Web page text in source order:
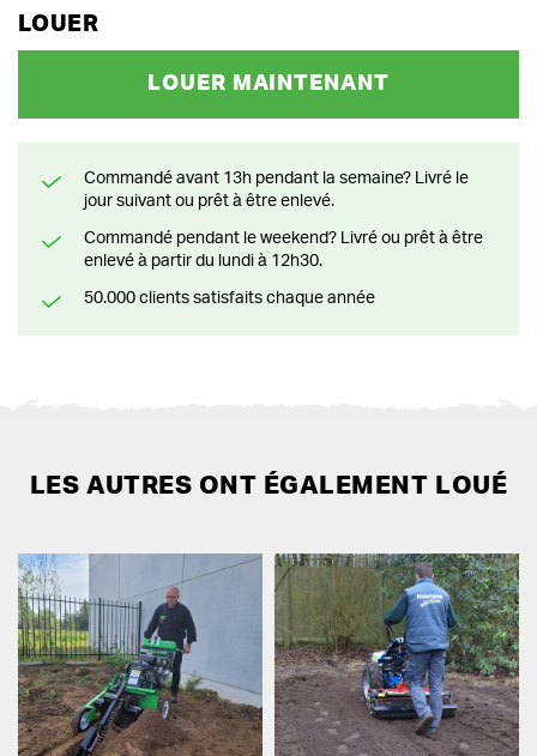
LOUER
LOUER MAINTENANT
Commandé avant 13h pendant la semaine? Livré le
jour suivant ou prêt à être enlevé.
Commandé pendant le weekend? Livré ou prêt à être
enlevé à partir du lundi à 12h30.
50.000 clients satisfaits chaque année
LES AUTRES ONT ÉGALEMENT LOUÉ